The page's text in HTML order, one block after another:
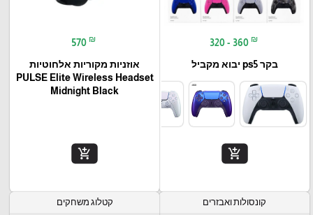
320 - 360 ₪
בקר ps5 יבוא מקביל
add_shopping_cart
570 ₪
אוזניות מקוריות אלחוטיות
PULSE Elite Wireless Headset
Midnight Black
add_shopping_cart
קונסולות ואבזרים קטלוג משחקים